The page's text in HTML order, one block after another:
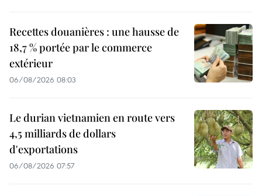
Recettes douanières : une hausse de
18,7 % portée par le commerce
extérieur
06/08/2026 08:03
Le durian vietnamien en route vers
4,5 milliards de dollars
d'exportations
06/08/2026 07:57